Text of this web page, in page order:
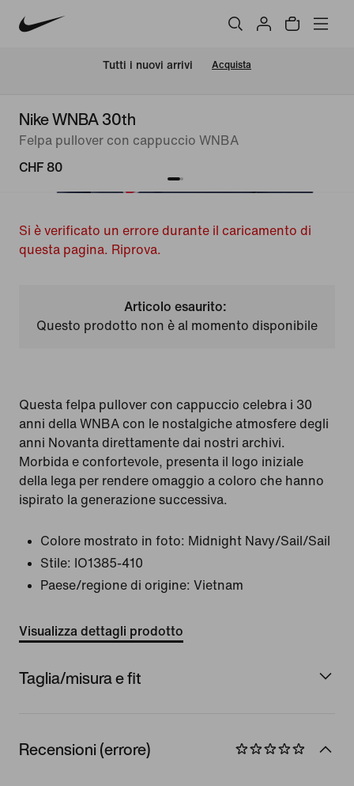
Tutti i nuovi arrivi Acquista
Nike WNBA 30th
Felpa pullover con cappuccio WNBA
CHF 80
Si è verificato un errore durante il caricamento di
questa pagina. Riprova.
Articolo esaurito:
Questo prodotto non è al momento disponibile
Questa felpa pullover con cappuccio celebra i 30
anni della WNBA con le nostalgiche atmosfere degli
anni Novanta direttamente dai nostri archivi.
Morbida e confortevole, presenta il logo iniziale
della lega per rendere omaggio a coloro che hanno
ispirato la generazione successiva.
Colore mostrato in foto: Midnight Navy/Sail/Sail
Stile:
IO1385-410
Paese/regione di origine: Vietnam
Visualizza dettagli prodotto
Taglia/misura e fit
Recensioni (errore)